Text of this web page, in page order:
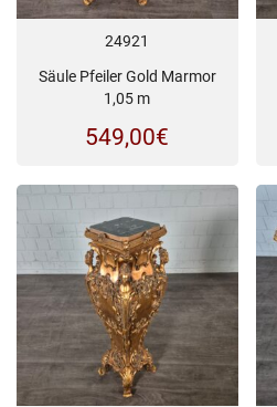
24921
Säule Pfeiler Gold Marmor
1,05 m
549,00€